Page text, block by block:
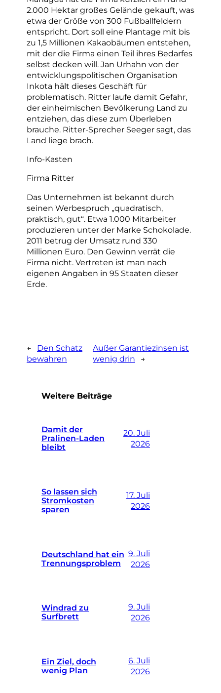
2.000 Hektar großes Gelände gekauft, was
etwa der Größe von 300 Fußballfeldern
entspricht. Dort soll eine Plantage mit bis
zu 1,5 Millionen Kakaobäumen entstehen,
mit der die Firma einen Teil ihres Bedarfes
selbst decken will. Jan Urhahn von der
entwicklungspolitischen Organisation
Inkota hält dieses Geschäft für
problematisch. Ritter laufe damit Gefahr,
der einheimischen Bevölkerung Land zu
entziehen, das diese zum Überleben
brauche. Ritter-Sprecher Seeger sagt, das
Land liege brach.
Info-Kasten
Firma Ritter
Das Unternehmen ist bekannt durch
seinen Werbespruch „quadratisch,
praktisch, gut“. Etwa 1.000 Mitarbeiter
produzieren unter der Marke Schokolade.
2011 betrug der Umsatz rund 330
Millionen Euro. Den Gewinn verrät die
Firma nicht. Vertreten ist man nach
eigenen Angaben in 95 Staaten dieser
Erde.
←
Den Schatz
bewahren
Außer Garantiezinsen ist
wenig drin
→
Weitere Beiträge
Damit der
Pralinen-Laden
bleibt
20. Juli
2026
So lassen sich
Stromkosten
sparen
17. Juli
2026
Deutschland hat ein
Trennungsproblem
9. Juli
2026
Windrad zu
Surfbrett
9. Juli
2026
Ein Ziel, doch
wenig Plan
6. Juli
2026